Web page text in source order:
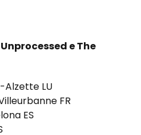
e The
Alzette LU
FR
ES